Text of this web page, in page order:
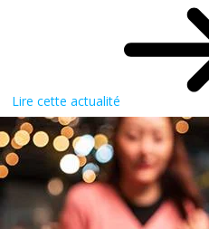
Lire cette actualité